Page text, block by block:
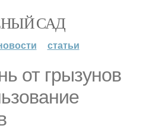
САД
статьи
от грызунов